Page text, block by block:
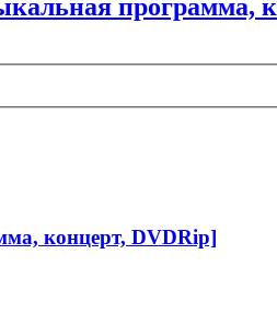
программа,
концерт, DVDRip]